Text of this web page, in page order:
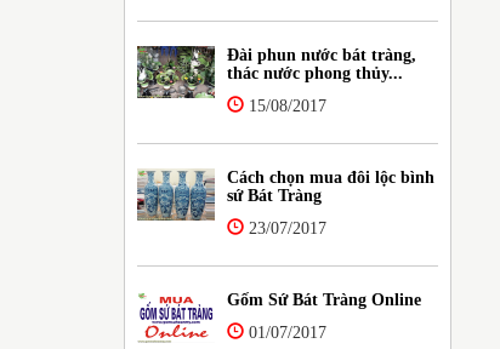
Đài phun nước bát tràng,
thác nước phong thủy...
15/08/2017
Cách chọn mua đôi lộc bình
sứ Bát Tràng
23/07/2017
Gốm Sứ Bát Tràng Online
01/07/2017